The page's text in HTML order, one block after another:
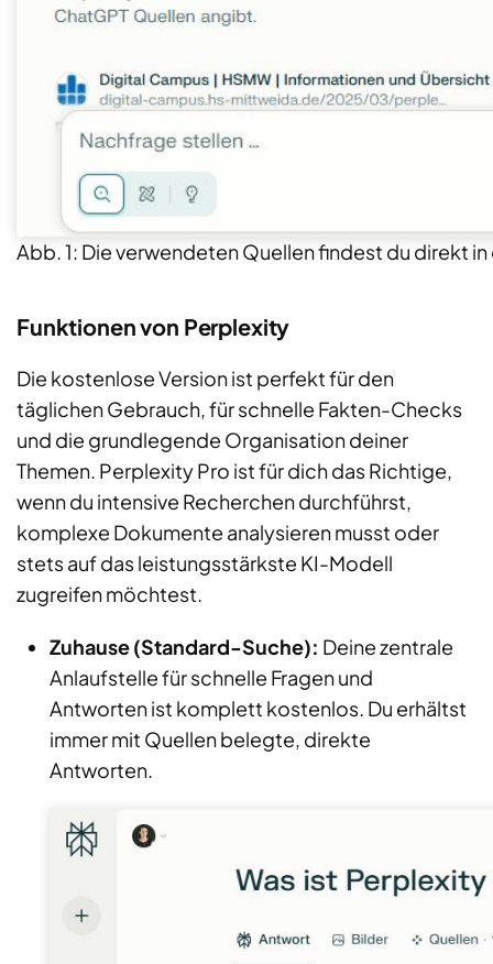
Abb. 1: Die verwendeten Quellen findest du direkt
Funktionen von Perplexity
Die kostenlose Version ist perfekt für den
täglichen Gebrauch, für schnelle Fakten-Checks
und die grundlegende Organisation deiner
Themen. Perplexity Pro ist für dich das Richtige,
wenn du intensive Recherchen durchführst,
komplexe Dokumente analysieren musst oder
stets auf das leistungsstärkste KI-Modell
zugreifen möchtest.
Zuhause (Standard-Suche): Deine zentrale
Anlaufstelle für schnelle Fragen und
Antworten ist komplett kostenlos. Du erhältst
immer mit Quellen belegte, direkte
Antworten.